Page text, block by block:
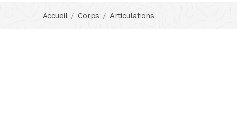
Accueil Corps Articulations